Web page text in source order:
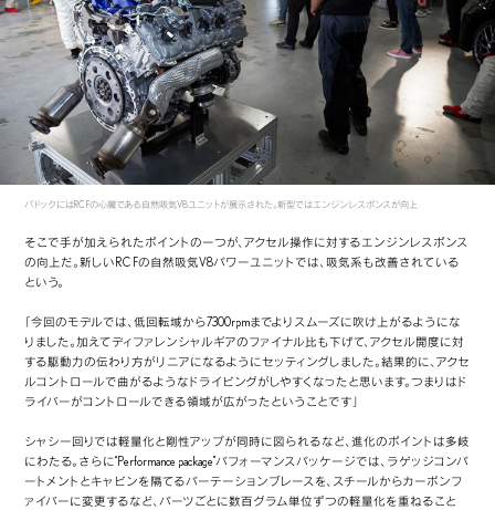
パドックにはRC Fの心臓である自然吸気V8ユニットが展示された。新型ではエンジンレスポンスが向上
そこで手が加えられたポイントの一つが、アクセル操作に対するエンジンレスポンス
の向上だ。新しいRC Fの自然吸気V8パワーユニットでは、吸気系も改善されている
という。
「今回のモデルでは、低回転域から7300rpmまでよりスムーズに吹け上がるようにな
りました。加えてディファレンシャルギアのファイナル比も下げて、アクセル開度に対
する駆動力の伝わり方がリニアになるようにセッティングしました。結果的に、アクセ
ルコントロールで曲がるようなドライビングがしやすくなったと思います。つまりはド
ライバーがコントロールできる領域が広がったということです」
シャシー回りでは軽量化と剛性アップが同時に図られるなど、進化のポイントは多岐
にわたる。さらに“Performance package”パフォーマンスパッケージでは、ラゲッジコンパ
ートメントとキャビンを隔てるパーテーションブレースを、スチールからカーボンフ
ァイバーに変更するなど、パーツごとに数百グラム単位ずつの軽量化を重ねること